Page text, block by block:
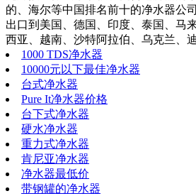
的、海尔等中国排名前十的净水器公
出口到美国、德国、印度、泰国、马
西亚、越南、沙特阿拉伯、乌克兰、
1000 TDS净水器
10000元以下最佳净水器
台式净水器
Pure It净水器价格
台下式净水器
硬水净水器
重力式净水器
肯尼亚净水器
净水器最低价
带钢罐的净水器